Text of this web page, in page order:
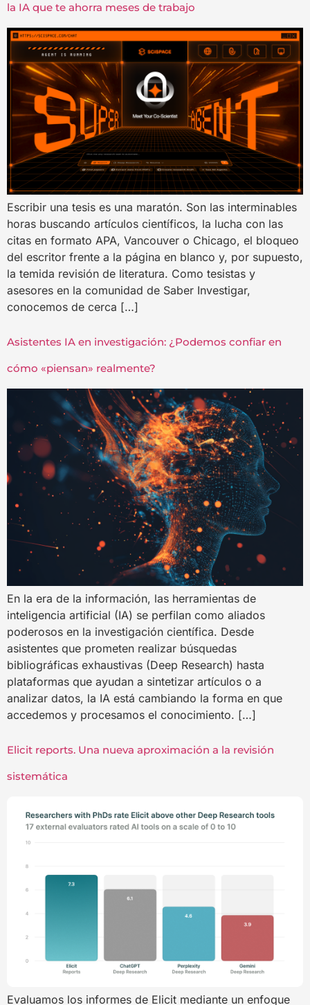
la IA que te ahorra meses de trabajo
Escribir una tesis es una maratón. Son las interminables
horas buscando artículos científicos, la lucha con las
citas en formato APA, Vancouver o Chicago, el bloqueo
del escritor frente a la página en blanco y, por supuesto,
la temida revisión de literatura. Como tesistas y
asesores en la comunidad de Saber Investigar,
conocemos de cerca […]
Asistentes IA en investigación: ¿Podemos confiar en
cómo «piensan» realmente?
En la era de la información, las herramientas de
inteligencia artificial (IA) se perfilan como aliados
poderosos en la investigación científica. Desde
asistentes que prometen realizar búsquedas
bibliográficas exhaustivas (Deep Research) hasta
plataformas que ayudan a sintetizar artículos o a
analizar datos, la IA está cambiando la forma en que
accedemos y procesamos el conocimiento. […]
Elicit reports. Una nueva aproximación a la revisión
sistemática
Evaluamos los informes de Elicit mediante un enfoque